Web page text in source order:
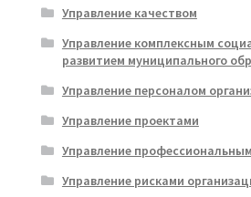
Управление качеством
Управление комплексным
развитием муниципального
Управление персоналом
Управление проектами
Управление
Управление рисками